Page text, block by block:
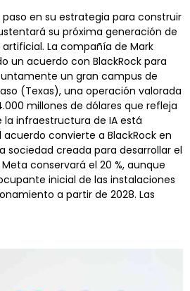
en su estrategia para construir
su próxima generación de
La compañía de Mark
un acuerdo con BlackRock para
un gran campus de
(Texas), una operación valorada
millones de dólares que refleja
infraestructura de IA está
convierte a BlackRock en
sociedad creada para desarrollar el
conservará el 20 %, aunque
inicial de las instalaciones
a partir de 2028. Las